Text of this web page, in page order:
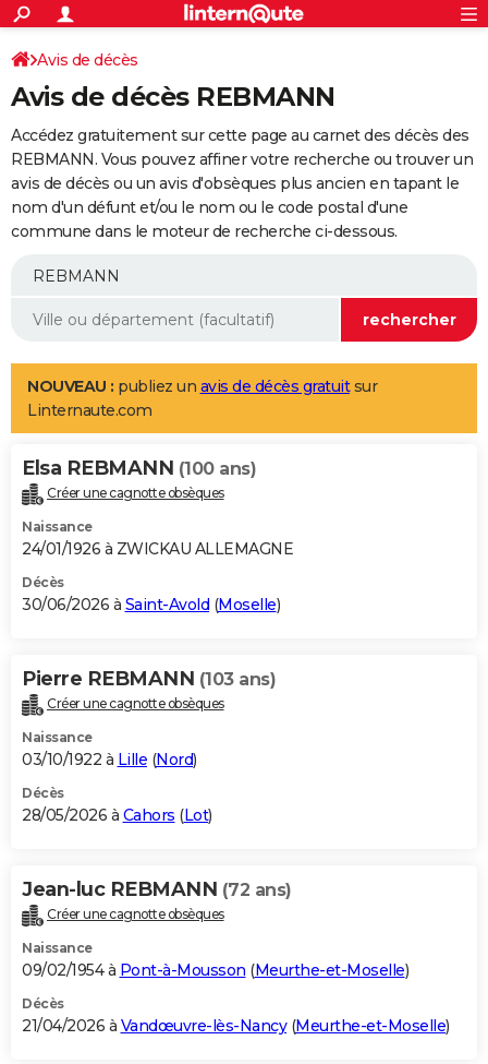
ACTUALITÉS
Politique
Société
Faits Divers
Education
Monde
Villes
+
SPORT
Coupe du monde 2026
Football
Tennis
Cyclisme
Rugby
Forum
Programme TV
TNT
Streaming
Cinéma
Sorties cinéma
Musique
+
FINANCE
Retraite
Epargne
Immobilier
Risques naturels par ville
Banque
Assurance
AUTO
Essais
Réserver un essai
Citadines
Berlines
SUV
Forum auto
+
Mobiles
Meilleur smartphone
Internet
Ordinateurs
Jeux vidéo
Guide high-tech
Aménagement intérieur
LIFESTYLE
Art de vivre
Bien-être
Loisirs
Mode
Modes de vie
Alimentation
Guide de la santé
Maladies
Médicaments
Sommeil
VOYAGE
Destinations
City break
Voyage nature
Voyage de noces
Forum
Climat
+PHOTO
GUIDES D'ACHAT
BONS PLANS
Carte de Noël
Carte Bonne année
Carte Saint-Valentin
Carte Pâques
Carte d'anniversaire
DICTIONNAIRE
Dictionnaire
Biographies
Citations
Expressions
Proverbes
PROGRAMME TV
S'inscrire
Se connecter
Lycées
Collèges
Primaires
Universités
Entreprises
Service militaire
Avis de recherche
AVIS DE DÉCÈS
Bricolage
Lifestyle
Culture
Sport
Auto
Television
Voyage
Cinema
Avis de décès
Avis de décès REBMANN
Accédez gratuitement sur cette page au carnet des décès des
REBMANN. Vous pouvez affiner votre recherche ou trouver un
avis de décès ou un avis d'obsèques plus ancien en tapant le
nom d'un défunt et/ou le nom ou le code postal d'une
commune dans le moteur de recherche ci-dessous.
NOUVEAU : publiez un avis de décès gratuitsur
Linternaute.com
Elsa REBMANN (100 ans)
Créer une cagnotte obsèques
Naissance
24/01/1926 à ZWICKAU ALLEMAGNE
Décès
30/06/2026 à Saint-Avold (Moselle)
Pierre REBMANN (103 ans)
Créer une cagnotte obsèques
Naissance
03/10/1922 à Lille (Nord)
Décès
28/05/2026 à Cahors (Lot)
Jean-luc REBMANN (72 ans)
Créer une cagnotte obsèques
Naissance
09/02/1954 à Pont-à-Mousson (Meurthe-et-Moselle)
Décès
21/04/2026 à Vandœuvre-lès-Nancy(Meurthe-et-Moselle)